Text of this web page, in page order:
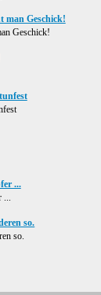
Geschick!
so.